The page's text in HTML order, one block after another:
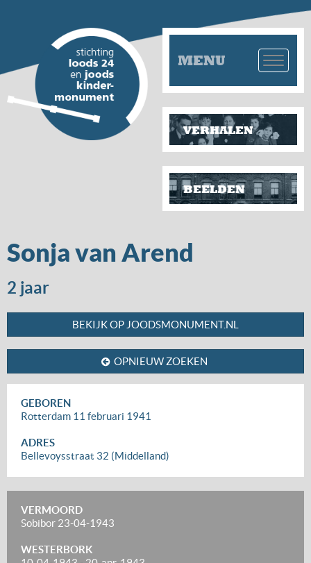
MENU
VERHALEN
BEELDEN
Sonja van Arend
2 jaar
BEKIJK OP JOODSMONUMENT.NL
OPNIEUW ZOEKEN
GEBOREN
Rotterdam 11 februari 1941
ADRES
Bellevoysstraat 32 (Middelland)
VERMOORD
Sobibor 23-04-1943
WESTERBORK